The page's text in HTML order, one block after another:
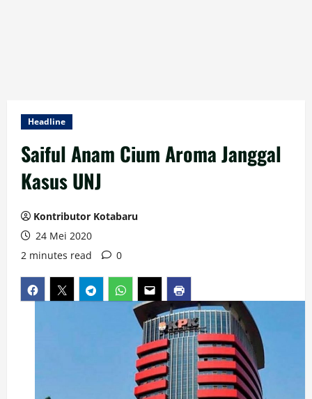
Headline
Saiful Anam Cium Aroma Janggal
Kasus UNJ
Kontributor Kotabaru
24 Mei 2020
2 minutes read
0